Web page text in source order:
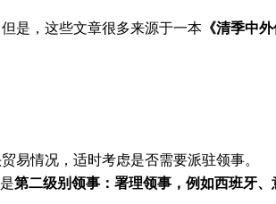
是，这些文章很多来源于一本 《清季中
易情况，适时考虑是否需要派驻领事。
第二级别领事：署理领事，例如西班牙、